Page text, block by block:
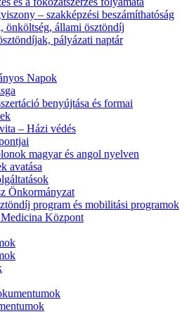
– szakképzési beszámíthatóság
önköltség, állami ösztöndíj
pályázati naptár
Napok
benyújtása és formai
– Házi védés
magyar és angol nyelven
avatása
Önkormányzat
program és mobilitási programok
Központ